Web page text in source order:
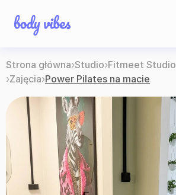
Strona główna›Studio›Fitmeet Studio
›Zajęcia›Power Pilates na macie